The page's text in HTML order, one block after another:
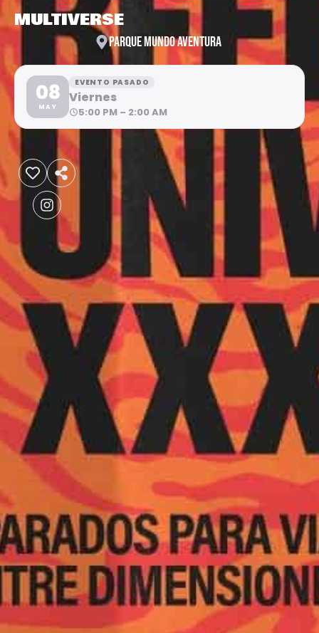
MULTIVERSE
PARQUE MUNDO AVENTURA
08
MAY
EVENTO PASADO
Viernes
5:00 PM – 2:00 AM